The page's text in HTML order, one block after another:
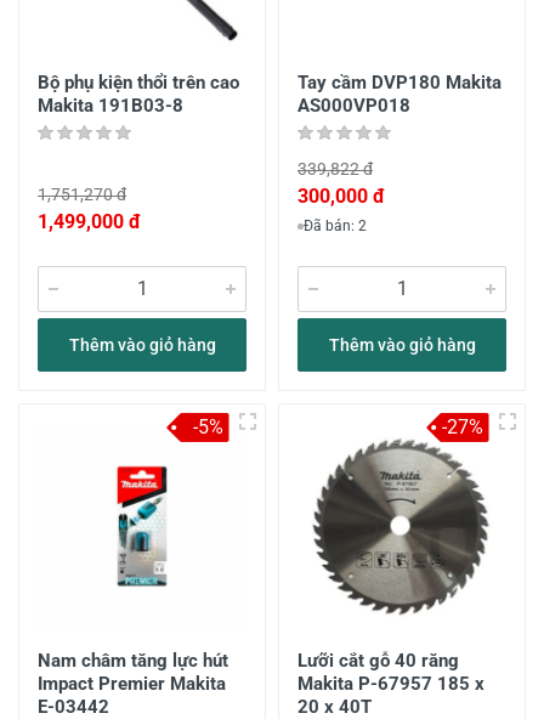
Bộ phụ kiện thổi trên cao
Makita 191B03-8
1,751,270 đ
1,499,000 đ
Thêm vào giỏ hàng
Tay cầm DVP180 Makita
AS000VP018
339,822 đ
300,000 đ
Đã bán: 2
Thêm vào giỏ hàng
Nam châm tăng lực hút
Impact Premier Makita
E-03442
-5%
Lưỡi cắt gỗ 40 răng
Makita P-67957 185 x
20 x 40T
-27%